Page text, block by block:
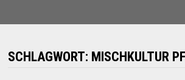
SCHLAGWORT: MISCHKULTUR